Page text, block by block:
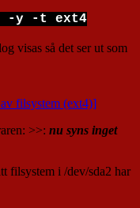
-y -t ext4
visas så det ser ut som
>>: nu syns inget
filsystem i /dev/sda2 har